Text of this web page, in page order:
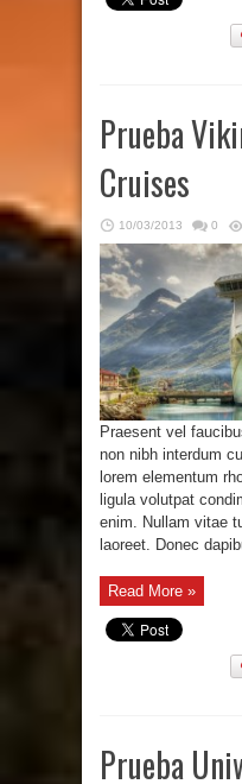
Prueba
Cruises
10/03/2013 0
Praesent vel
non nibh interdum
lorem elementum
ligula volutpat
enim. Nullam vitae
laoreet. Donec
Read More »
Prueba